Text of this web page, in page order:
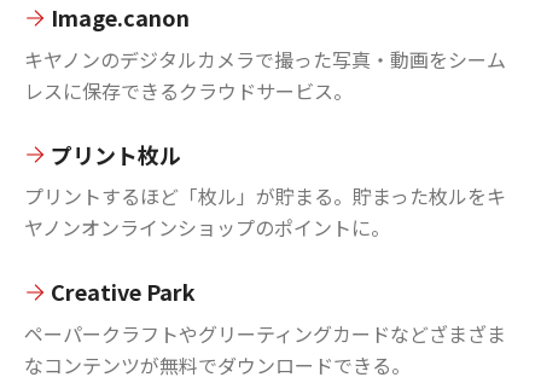
Image.canon
キヤノンのデジタルカメラで撮った写真・動画をシーム
レスに保存できるクラウドサービス。
プリント枚ル
プリントするほど「枚ル」が貯まる。貯まった枚ルをキ
ヤノンオンラインショップのポイントに。
Creative Park
ペーパークラフトやグリーティングカードなどざまざま
なコンテンツが無料でダウンロードできる。